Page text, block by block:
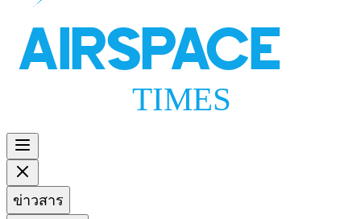
AIRSPACE
TIMES
ข่าวสาร